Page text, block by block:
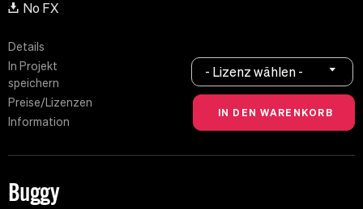
No FX
Details
In Projekt
speichern
Preise/Lizenzen
Information
- Lizenz wählen -
Buggy